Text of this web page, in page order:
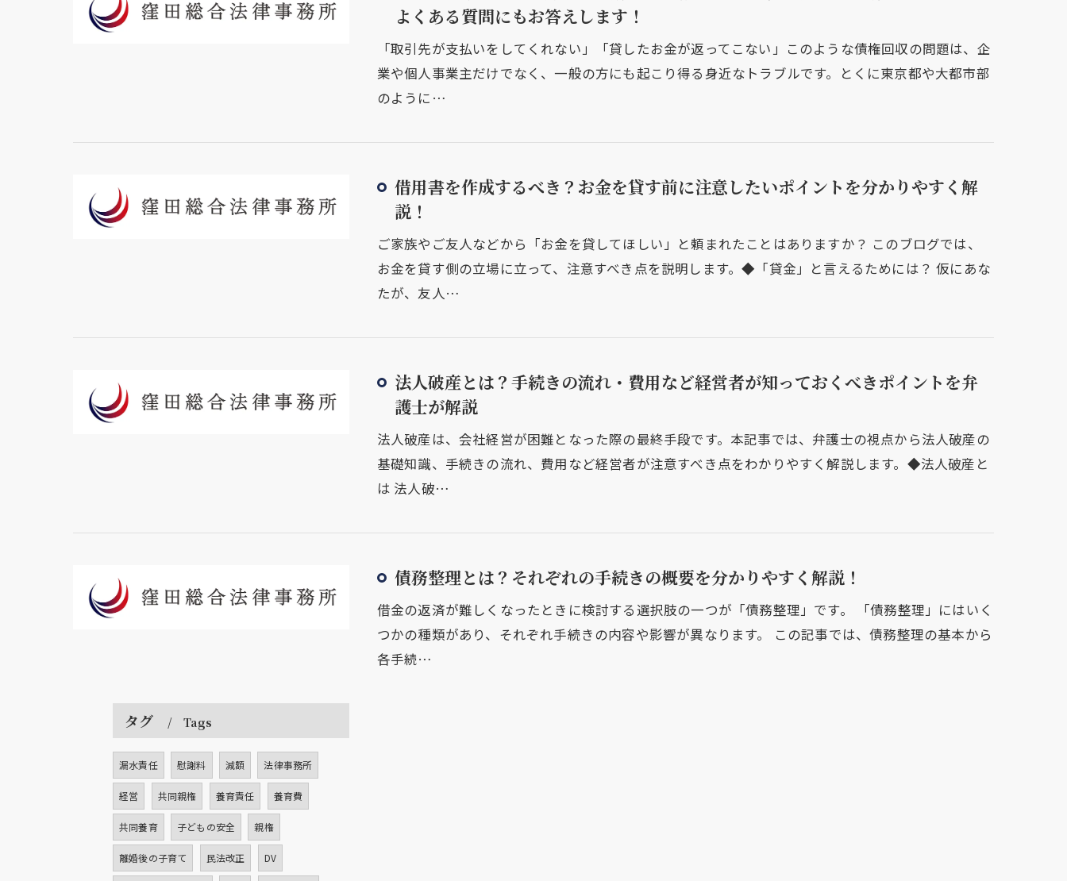
よくある質問にもお答えします！
「取引先が支払いをしてくれない」「貸したお金が返ってこない」このような債権回収の問題は、企
業や個人事業主だけでなく、一般の方にも起こり得る身近なトラブルです。とくに東京都や大都市部
のように…
借用書を作成するべき？お金を貸す前に注意したいポイントを分かりやすく解
説！
ご家族やご友人などから「お金を貸してほしい」と頼まれたことはありますか？ このブログでは、
お金を貸す側の立場に立って、注意すべき点を説明します。◆「貸金」と言えるためには？ 仮にあな
たが、友人…
法人破産とは？手続きの流れ・費用など経営者が知っておくべきポイントを弁
護士が解説
法人破産は、会社経営が困難となった際の最終手段です。本記事では、弁護士の視点から法人破産の
基礎知識、手続きの流れ、費用など経営者が注意すべき点をわかりやすく解説します。◆法人破産と
は 法人破…
債務整理とは？それぞれの手続きの概要を分かりやすく解説！
借金の返済が難しくなったときに検討する選択肢の一つが「債務整理」です。 「債務整理」にはいく
つかの種類があり、それぞれ手続きの内容や影響が異なります。 この記事では、債務整理の基本から
各手続…
タグ Tags
漏水責任 慰謝料 減額 法律事務所
経営 共同親権 養育責任 養育費
共同養育 子どもの安全 親権
離婚後の子育て 民法改正 DV